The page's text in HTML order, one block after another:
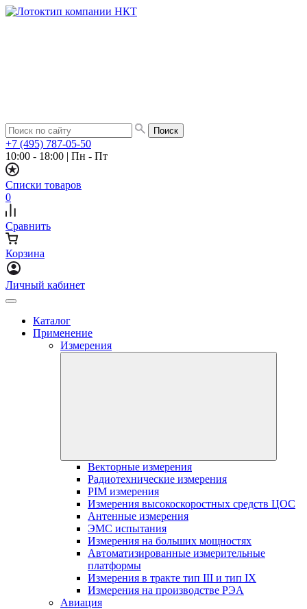
+7 (495) 787-05-50
10:00 - 18:00 | Пн - Пт
Списки товаров
0
Сравнить
Корзина
Личный кабинет
Каталог
Применение
Измерения
Векторные измерения
Радиотехнические измерения
PIM измерения
Измерения высокоскоростных средств ЦОС
Антенные измерения
ЭМС испытания
Измерения на больших мощностях
Автоматизированные измерительные
платформы
Измерения в тракте тип III и тип IX
Измерения на производстве РЭА
Авиация